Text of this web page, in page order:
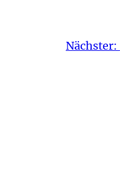
Nächster: